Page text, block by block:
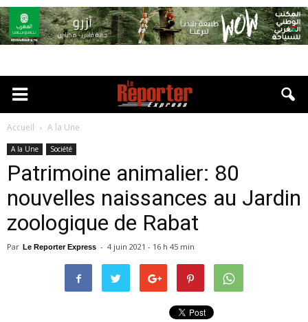
Accueil A la Une
A la Une Société
Patrimoine animalier: 80
nouvelles naissances au Jardin
zoologique de Rabat
Par Le Reporter Express - 4 juin 2021 - 16 h 45 min